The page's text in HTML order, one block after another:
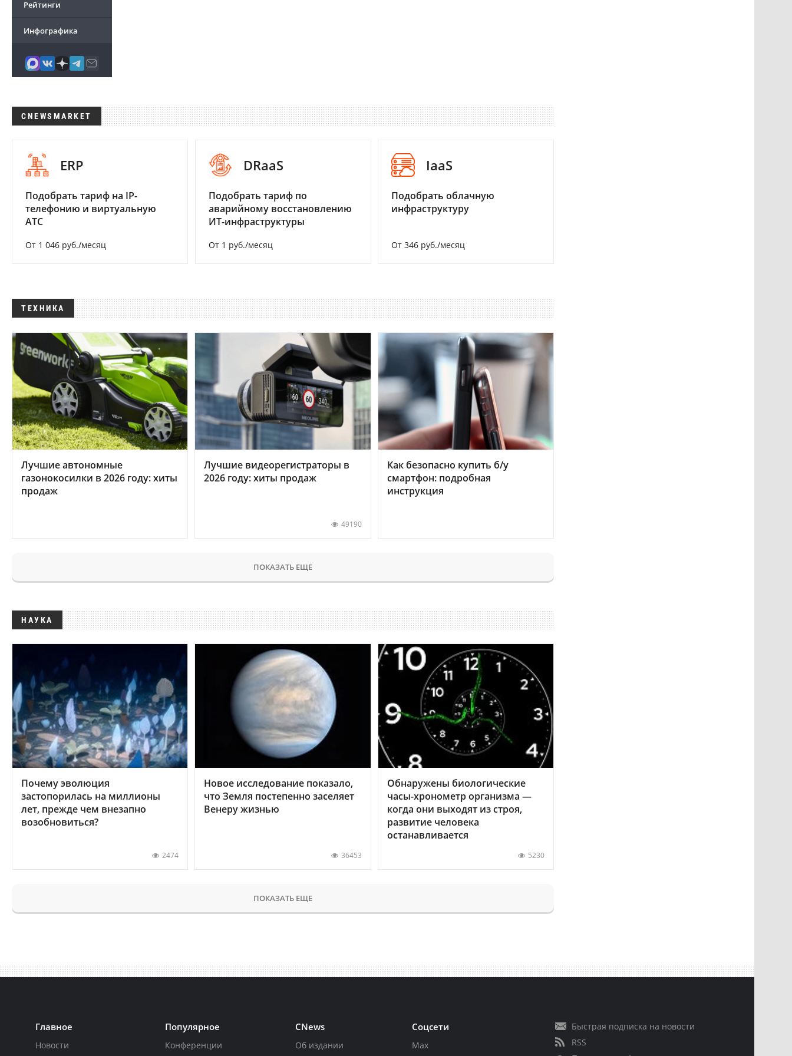
Рейтинги
Инфографика
CNEWSMARKET
ERP
Подобрать тариф на IP-
телефонию и виртуальную
АТС
От 1 046 руб./месяц
DRaaS
Подобрать тариф по
аварийному восстановлению
ИТ-инфраструктуры
От 1 руб./месяц
IaaS
Подобрать облачную
инфраструктуру
От 346 руб./месяц
ТЕХНИКА
Лучшие автономные
газонокосилки в 2026 году: хиты
продаж
Лучшие видеорегистраторы в
2026 году: хиты продаж
49190
Как безопасно купить б/у
смартфон: подробная
инструкция
ПОКАЗАТЬ ЕЩЕ
НАУКА
Почему эволюция
застопорилась на миллионы
лет, прежде чем внезапно
возобновиться?
2474
Новое исследование показало,
что Земля постепенно заселяет
Венеру жизнью
36453
Обнаружены биологические
часы-хронометр организма —
когда они выходят из строя,
развитие человека
останавливается
5230
ПОКАЗАТЬ ЕЩЕ
Главное
Новости
Популярное
Конференции
CNews
Об издании
Соцсети
Max
Быстрая подписка на новости
RSS